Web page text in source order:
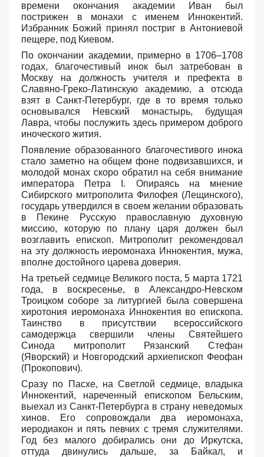
времени окончания академии Иван был
пострижен в монахи с именем Иннокентий.
Избранник Божий принял постриг в Антониевой
пещере, под Киевом.
По окончании академии, примерно в 1706–1708
годах, благочестивый инок был затребован в
Москву на должность учителя и префекта в
Славяно-Греко-Латинскую академию, а отсюда
взят в Санкт-Петербург, где в то время только
основывался Невский монастырь, будущая
Лавра, чтобы послужить здесь примером доброго
иноческого жития.
Появление образованного благочестивого инока
стало заметно на общем фоне подвизавшихся, и
молодой монах скоро обратил на себя внимание
императора Петра I. Опираясь на мнение
Сибирского митрополита Филофея (Лещинского),
государь утвердился в своем желании образовать
в Пекине Русскую православную духовную
миссию, которую по плану царя должен был
возглавить епископ. Митрополит рекомендовал
на эту должность иеромонаха Иннокентия, мужа,
вполне достойного царева доверия.
На третьей седмице Великого поста, 5 марта 1721
года, в воскресенье, в Александро-Невском
Троицком соборе за литургией была совершена
хиротония иеромонаха Иннокентия во епископа.
Таинство в присутствии всероссийского
самодержца свершили члены Святейшего
Синода митрополит Рязанский Стефан
(Яворский) и Новгородский архиепископ Феофан
(Прокопович).
Сразу по Пасхе, на Светлой седмице, владыка
Иннокентий, нареченный епископом Бельским,
выехал из Санкт-Петербурга в страну неведомых
хинов. Его сопровождали два иеромонаха,
иеродиакон и пять певчих с тремя служителями.
Год без малого добирались они до Иркутска,
оттуда двинулись дальше, за Байкал, и